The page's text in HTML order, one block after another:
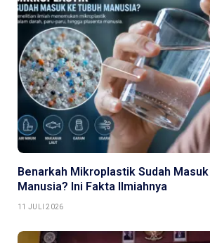
Benarkah Mikroplastik Sudah
Manusia? Ini Fakta Ilmiahnya
11 JULI 2026